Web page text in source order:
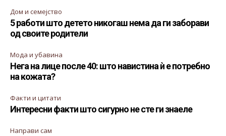
Дом и семејство
5 работи што детето никогаш нема да ги заборави
од своите родители
Мода и убавина
Нега на лице после 40: што навистина ѝ е потребно
на кожата?
Факти и цитати
Интересни факти што сигурно не сте ги знаеле
Направи сам